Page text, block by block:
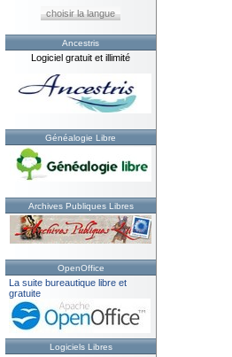
choisir la langue
Ancestris
Logiciel gratuit et illimité
Généalogie Libre
Archives Publiques Libres
OpenOffice
La suite bureautique libre et
gratuite
Logiciels Libres